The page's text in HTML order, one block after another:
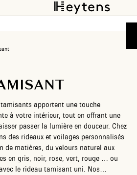
apportent une touche
à votre intérieur, tout en offrant une
passer la lumière en douceur. Chez
des rideaux et voilages personnalisés
de matières, du velours naturel aux
en gris, noir, rose, vert, rouge … ou
le rideau tamisant uni. Nos